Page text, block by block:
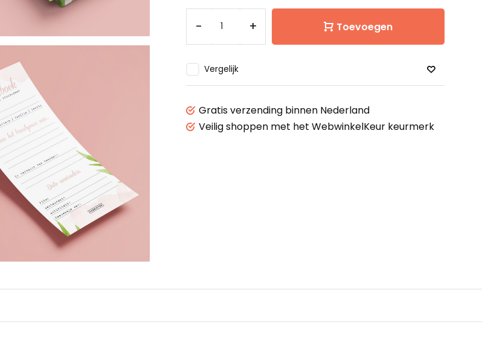
- + Toevoegen
Vergelijk
Gratis verzending binnen Nederland
Veilig shoppen met het WebwinkelKeur keurmerk